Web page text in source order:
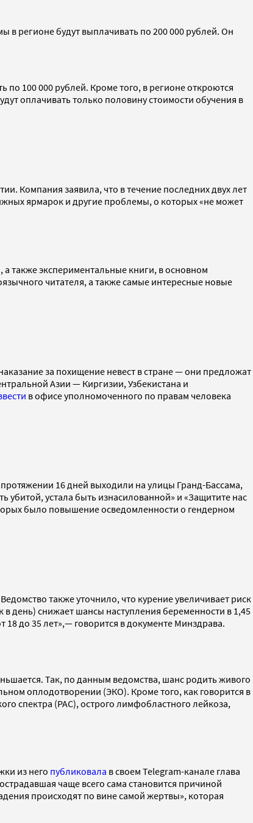
в регионе будут выплачивать по 200 000 рублей. Он
по 100 000 рублей. Кроме того, в регионе откроются
оплачивать только половину стоимости обучения в
Компания заявила, что в течение последних двух лет
ярмарок и другие проблемы, о которых «не может
а также экспериментальные книги, в основном
читателя, а также самые интересные новые
за похищение невест в стране — они предложат
Азии — Киргизии, Узбекистана и
в офисе уполномоченного по правам человека
16 дней выходили на улицы Гранд-Бассама,
устала быть изнасилованной» и «Защитите нас
было повышение осведомленности о гендерном
также уточнило, что курение увеличивает риск
день) снижает шансы наступления беременности в 1,45
до 35 лет»,— говорится в документе Минздрава.
Так, по данным ведомства, шанс родить живого
оплодотворении (ЭКО). Кроме того, как говорится в
спектра (РАС), острого лимфобластного лейкоза,
из него публиковала в своем Telegram-канале глава
чаще всего сама становится причиной
происходят по вине самой жертвы», которая